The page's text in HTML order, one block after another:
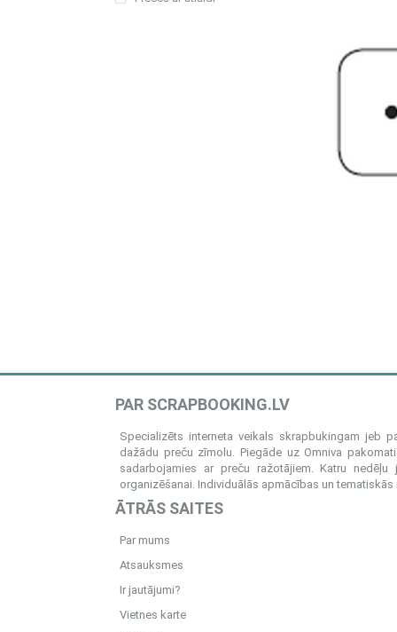
PAR SCRAPBOOKING.LV
Specializēts interneta veikals skrapbukingam jeb
dažādu preču zīmolu. Piegāde uz Omniva
sadarbojamies ar preču ražotājiem. Katru
organizēšanai. Individuālās apmācības un
ĀTRĀS SAITES
Par mums
Atsauksmes
Ir jautājumi?
Vietnes karte